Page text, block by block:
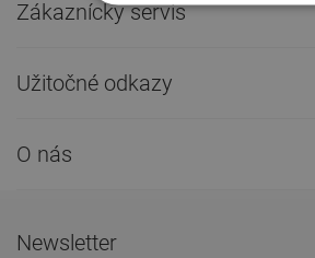
Zákaznícky servis
Užitočné odkazy
O nás
Newsletter